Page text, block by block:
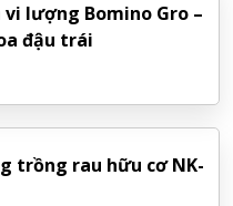
vi lượng Bomino Gro –
đậu trái
trồng rau hữu cơ NK-